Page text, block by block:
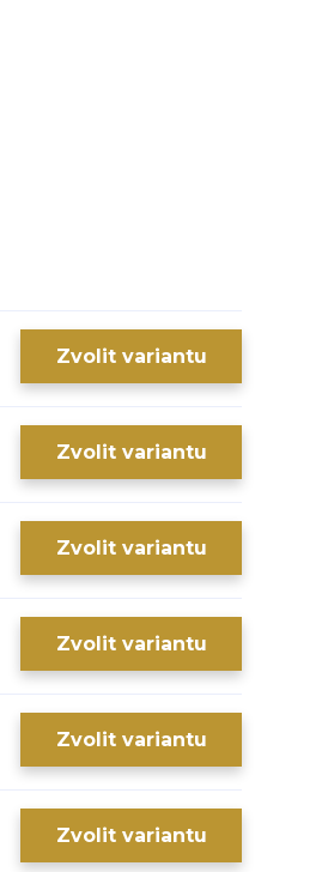
Zvolit variantu
Zvolit variantu
Zvolit variantu
Zvolit variantu
Zvolit variantu
Zvolit variantu